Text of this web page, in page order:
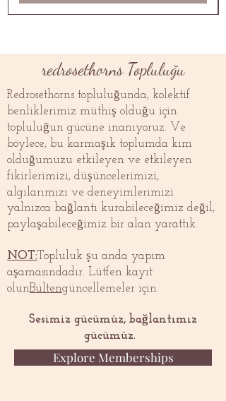
redrosethorns Topluluğu
Redrosethorns topluluğunda, kolektif
benliklerimiz müthiş olduğu için
topluluğun gücüne inanıyoruz. Ve
böylece, bu karmaşık toplumda kim
olduğumuzu etkileyen ve etkileyen
fikirlerimizi, düşüncelerimizi,
algılarımızı ve deneyimlerimizi
yalnızca bağlantı kurabileceğimiz değil,
paylaşabileceğimiz bir alan yarattık.
NOT:Topluluk şu anda yapım
aşamasındadır. Lütfen kayıt
olunBültengüncellemeler için.
Sesimiz gücümüz, bağlantımız
gücümüz.
Explore Memberships